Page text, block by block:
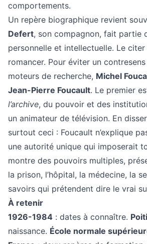
comportements.
Un repère biographique revient
Defert, son compagnon, fait partie
personnelle et intellectuelle. Le
romancer. Pour éviter un
moteurs de recherche, Michel
Jean-Pierre Foucault. Le premier
l’archive, du pouvoir et des
un animateur de télévision. En
surtout ceci : Foucault n’explique
une autorité unique qui imposerait
montre des pouvoirs multiples,
la prison, l’hôpital, la médecine, la
savoirs qui prétendent dire le vrai
À retenir
1926-1984 : dates à connaître.
naissance. École normale